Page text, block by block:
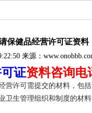
保健品经营许可证资料
来源：
证资料咨询电
营许可需提交的材料，包
卫生管理组织和制度的材